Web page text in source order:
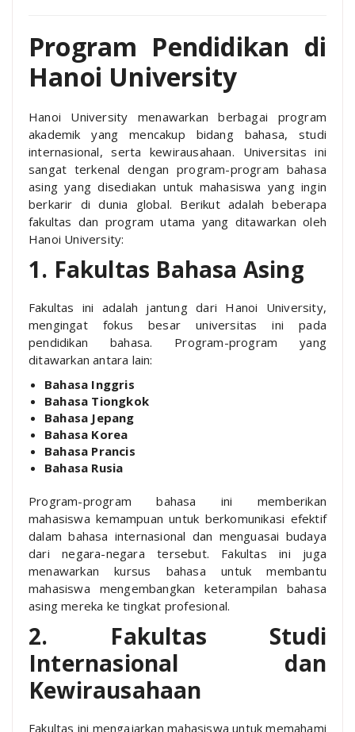
Program Pendidikan di
Hanoi University
Hanoi University menawarkan berbagai program
akademik yang mencakup bidang bahasa, studi
internasional, serta kewirausahaan. Universitas ini
sangat terkenal dengan program-program bahasa
asing yang disediakan untuk mahasiswa yang ingin
berkarir di dunia global. Berikut adalah beberapa
fakultas dan program utama yang ditawarkan oleh
Hanoi University:
1. Fakultas Bahasa Asing
Fakultas ini adalah jantung dari Hanoi University,
mengingat fokus besar universitas ini pada
pendidikan bahasa. Program-program yang
ditawarkan antara lain:
Bahasa Inggris
Bahasa Tiongkok
Bahasa Jepang
Bahasa Korea
Bahasa Prancis
Bahasa Rusia
Program-program bahasa ini memberikan
mahasiswa kemampuan untuk berkomunikasi efektif
dalam bahasa internasional dan menguasai budaya
dari negara-negara tersebut. Fakultas ini juga
menawarkan kursus bahasa untuk membantu
mahasiswa mengembangkan keterampilan bahasa
asing mereka ke tingkat profesional.
2. Fakultas Studi
Internasional dan
Kewirausahaan
Fakultas ini mengajarkan mahasiswa untuk memahami